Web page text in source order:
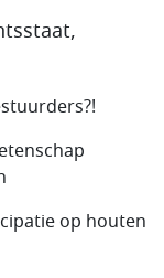
op houten